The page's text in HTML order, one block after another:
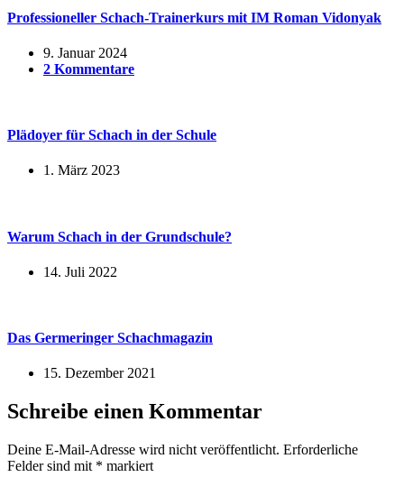
Professioneller Schach-Trainerkurs mit IM Roman Vidonyak
9. Januar 2024
2 Kommentare
Plädoyer für Schach in der Schule
1. März 2023
Warum Schach in der Grundschule?
14. Juli 2022
Das Germeringer Schachmagazin
15. Dezember 2021
Schreibe einen Kommentar
Deine E-Mail-Adresse wird nicht veröffentlicht. Erforderliche
Felder sind mit * markiert